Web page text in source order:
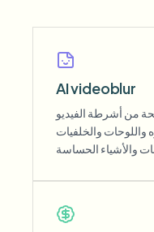
AI videoblur
من أشرطة الفيديو
واللوحات والخلفيات